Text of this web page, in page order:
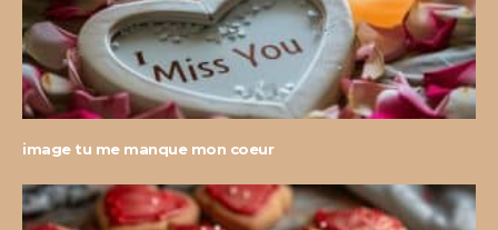
image tu me manque mon coeur